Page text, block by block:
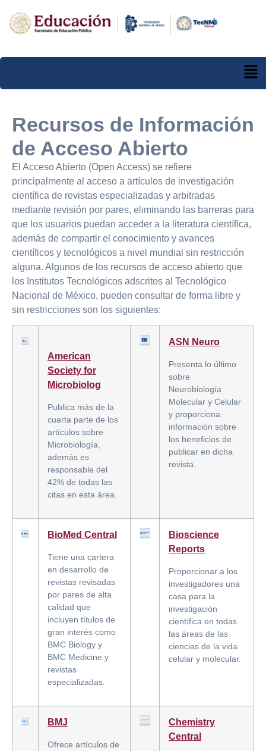
Recursos de Información
de Acceso Abierto
El Acceso Abierto (Open Access) se refiere
principalmente al acceso a artículos de investigación
científica de revistas especializadas y arbitradas
mediante revisión por pares, eliminando las barreras para
que los usuarios puedan acceder a la literatura científica,
además de compartir el conocimiento y avances
científicos y tecnológicos a nivel mundial sin restricción
alguna. Algunos de los recursos de acceso abierto que
los Institutos Tecnológicos adscritos al Tecnológico
Nacional de México, pueden consultar de forma libre y
sin restricciones son los siguientes:
American
Society for
Microbiolog
Publica más de la
cuarta parte de los
artículos sobre
Microbiología,
además es
responsable del
42% de todas las
citas en esta área.
ASN Neuro
Presenta lo último
sobre
Neurobiología
Molecular y Celular
y proporciona
información sobre
los beneficios de
publicar en dicha
revista.
BioMed Central
Tiene una cartera
en desarrollo de
revistas revisadas
por pares de alta
calidad que
incluyen títulos de
gran interés como
BMC Biology y
BMC Medicine y
revistas
especializadas.
Bioscience
Reports
Proporcionar a los
investigadores una
casa para la
investigación
científica en todas
las áreas de las
ciencias de la vida
celular y molecular.
BMJ
Ofrece artículos de
Chemistry
Central